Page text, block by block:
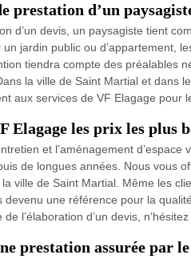
prestation d’un
d’un devis, un paysagiste tient
jardin public ou d’appartement,
tiendra compte des préalables
la ville de Saint Martial et dans
aux services de VF Elagage pour
Elagage les prix les plus
et l’aménagement
de longues années. Nous vous
ville de Saint Martial. Même les
devenu une référence pour la
l’élaboration d’un devis,
prestation assurée par